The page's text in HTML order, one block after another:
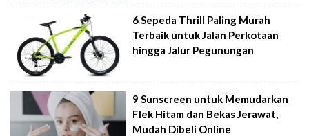
6 Sepeda Thrill Paling Murah
Terbaik untuk Jalan Perkotaan
hingga Jalur Pegunungan
9 Sunscreen untuk Memudarkan
Flek Hitam dan Bekas Jerawat,
Mudah Dibeli Online